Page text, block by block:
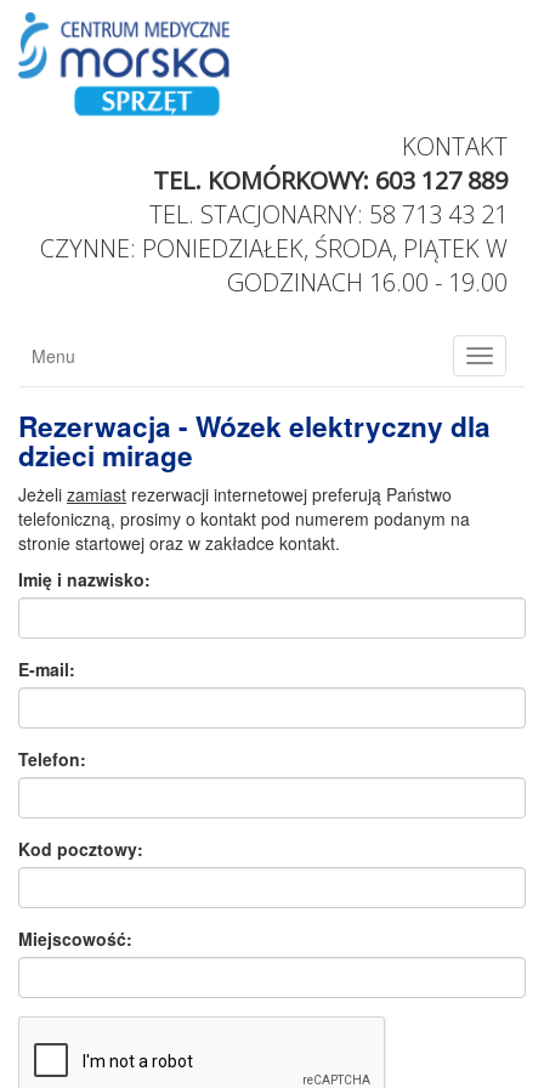
KONTAKT
TEL. KOMÓRKOWY: 603 127 889
TEL. STACJONARNY: 58 713 43 21
CZYNNE: PONIEDZIAŁEK, ŚRODA, PIĄTEK W
GODZINACH 16.00 - 19.00
Menu menu
Rezerwacja - Wózek elektryczny dla
dzieci mirage
Jeżeli zamiast rezerwacji internetowej preferują Państwo
telefoniczną, prosimy o kontakt pod numerem podanym na
stronie startowej oraz w zakładce kontakt.
Imię i nazwisko:
E-mail:
Telefon:
Kod pocztowy:
Miejscowość: